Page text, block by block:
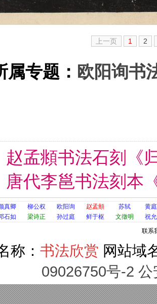
上一页 1 2
专题： 欧阳询书
赵孟頫书法石刻《
唐代李邕书法刻本
真卿 柳公权 欧阳询 赵孟頫 苏轼
黄
石如 梁诗正 孙过庭 鲜于枢 文徵明
祝
联系
称： 书法欣赏 网站域
09026750号-2